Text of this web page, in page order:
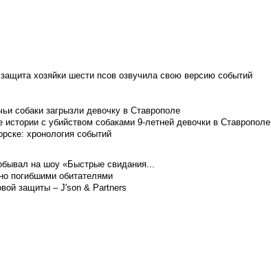
хозяйки шести псов озвучила свою версию событий
собаки загрызли девочку в Ставрополе
с убийством собаками 9-летней девочки в Ставрополе
хронология событий
на шоу «Быстрые свидания...
погибшими обитателями
защиты – J'son & Partners